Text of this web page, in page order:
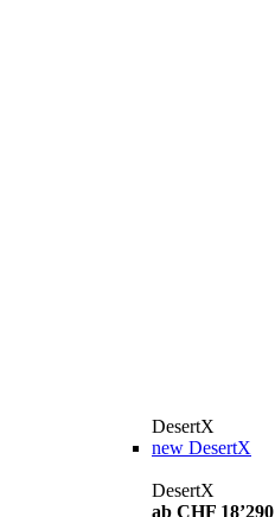
DesertX
new DesertX
DesertX
ab CHF 18’290